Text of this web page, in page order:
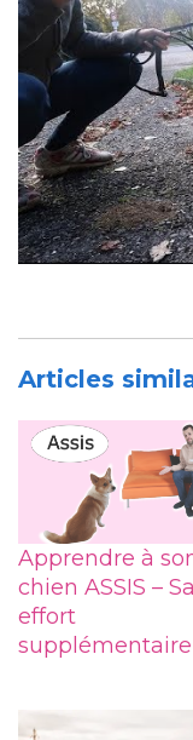
Articles
Apprendre à
chien ASSIS –
effort
supplémentaire